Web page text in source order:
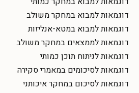
דוגמאות למבוא במחקר משולב
דוגמאות למבוא במטא-אנליזות
דוגמאות לממצאים במחקר משולב
דוגמאות לניתוח תוכן כמותי
דוגמאות לסיכומים במאמרי סקירה
דוגמאות לסיכום במחקר איכותני